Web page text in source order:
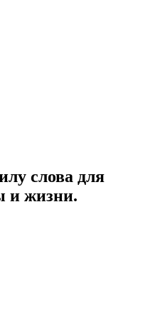
слова для
и жизни.